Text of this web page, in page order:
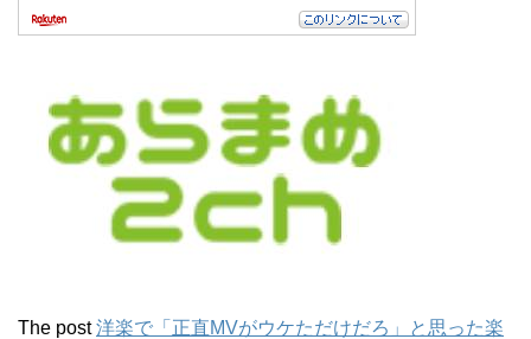
The post洋楽で「正直MVがウケただけだろ」と思った楽